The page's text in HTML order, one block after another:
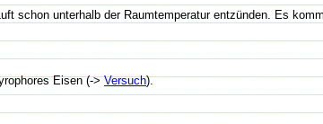
schon unterhalb der Raumtemperatur entzünden. Es
Eisen (->Versuch).